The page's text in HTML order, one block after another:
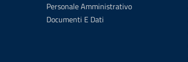
Personale Amministrativo
Documenti E Dati